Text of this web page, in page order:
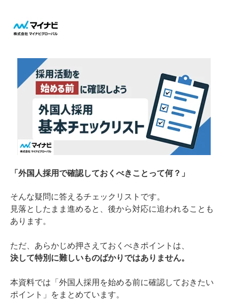
「外国人採用で確認しておくべきことって何？」
そんな疑問に答えるチェックリストです。
見落としたまま進めると、後から対応に追われることも
あります。
ただ、あらかじめ押さえておくべきポイントは、
決して特別に難しいものばかりではありません。
本資料では「外国人採用を始める前に確認しておきたい
ポイント」をまとめています。